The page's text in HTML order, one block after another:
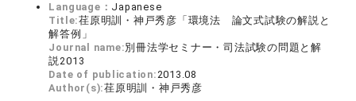
Language： Japanese
Title:荏原明訓・神戸秀彦「環境法 論文式試験の解説と
解答例」
Journal name:別冊法学セミナー・司法試験の問題と解
説2013
Date of publication:2013.08
Author(s):荏原明訓・神戸秀彦